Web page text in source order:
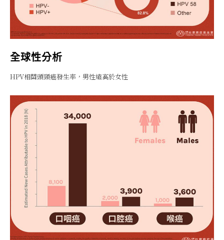
全球性分析
HPV相關頭頸癌發生率，男性遠高於女性